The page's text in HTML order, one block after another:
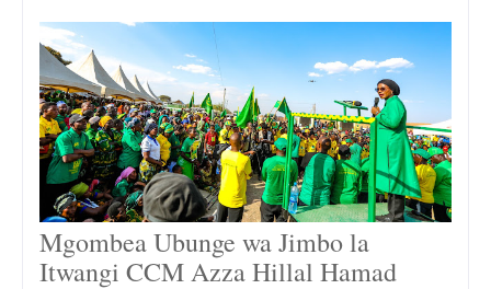
Mgombea Ubunge wa Jimbo la
Itwangi CCM Azza Hillal Hamad